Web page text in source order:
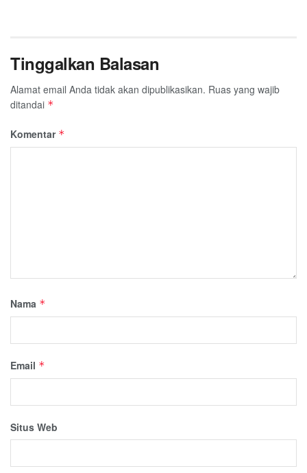
Tinggalkan Balasan
Alamat email Anda tidak akan dipublikasikan. Ruas yang wajib
ditandai *
Komentar *
Nama *
Email *
Situs Web